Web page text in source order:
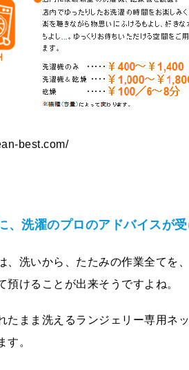
best.com/
、洗濯のプロのアドバイスが
、洗いから、たたみの作業全てを
預けることが出来そうですよね。
たまま洗えるランジェリー専用ネ
す。